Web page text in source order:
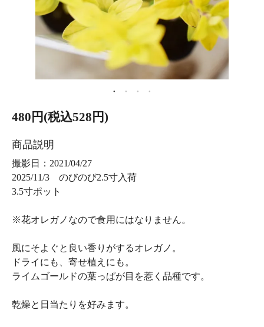
480円(税込528円)
商品説明
撮影日：2021/04/27
2025/11/3 のびのび2.5寸入荷
3.5寸ポット
※花オレガノなので食用にはなりません。
風にそよぐと良い香りがするオレガノ。
ドライにも、寄せ植えにも。
ライムゴールドの葉っぱが目を惹く品種です。
乾燥と日当たりを好みます。